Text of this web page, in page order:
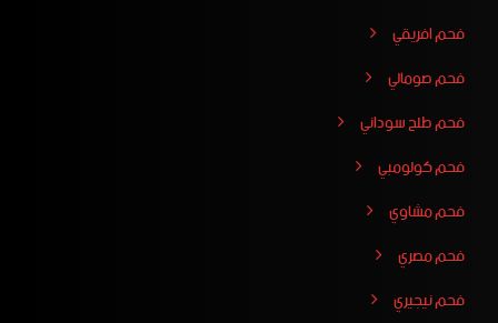
فحم افريقي
فحم صومالي
فحم طلح سوداني
فحم كولومبي
فحم مشاوي
فحم مصري
فحم نيجيري